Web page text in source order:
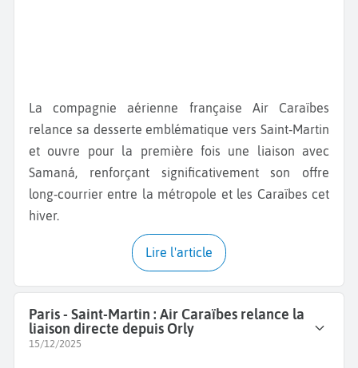
La compagnie aérienne française Air Caraïbes
relance sa desserte emblématique vers Saint‑Martin
et ouvre pour la première fois une liaison avec
Samaná, renforçant significativement son offre
long‑courrier entre la métropole et les Caraïbes cet
hiver.
Lire l'article
Paris - Saint-Martin : Air Caraïbes relance la
liaison directe depuis Orly
15/12/2025